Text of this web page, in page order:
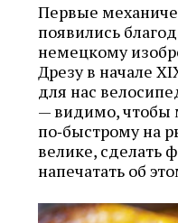
Первые
появились
немецкому
Дрезу в начале
для нас
— видимо, чтобы
по‑быстрому на
велике, сделать
напечатать об